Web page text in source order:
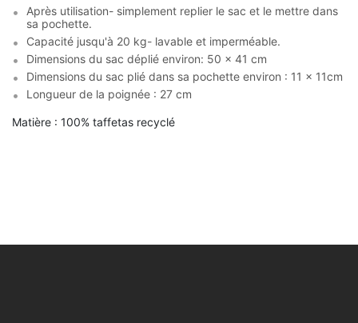
Après utilisation- simplement replier le sac et le mettre dans
sa pochette.
Capacité jusqu'à 20 kg- lavable et imperméable.
Dimensions du sac déplié environ: 50 x 41 cm
Dimensions du sac plié dans sa pochette environ : 11 x 11cm
Longueur de la poignée : 27 cm
Matière : 100% taffetas recyclé